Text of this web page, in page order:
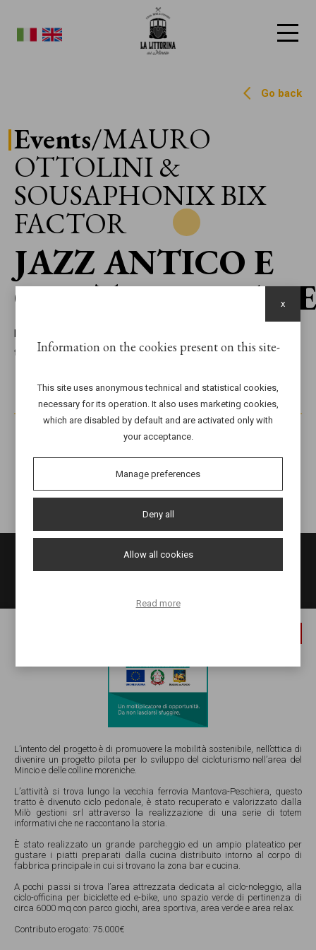
Go back
Events/MAURO
OTTOLINI &
SOUSAPHONIX BIX
FACTOR
JAZZ ANTICO E
Di seguito qualche informazione per le cene del festival che si
terranno tutti i giovedì sera a partire dal 16.06 fino al 04.08.
14 July
21.30
info@lalittorinadelmincio.it
Tel e Whatsapp Ristorante 045 4852921
Tel e Whatsapp Noleggio Bicy 351 4086776
La Littorina del Mincio ha partecipato al progetto
AMAZING GARDA LAKErealizzato avvalendosi del
finanziamento del Programma Operativo Complementare
Leggi qui.
L’intento del progetto è di promuovere la mobilità sostenibile, nell’ottica di
divenire un progetto pilota per lo sviluppo del cicloturismo nell’area del
Mincio e delle colline moreniche.
L’attività si trova lungo la vecchia ferrovia Mantova-Peschiera, questo
tratto è divenuto ciclo pedonale, è stato recuperato e valorizzato dalla
Milò gestioni srl attraverso la realizzazione di una serie di totem
informativi che ne raccontano la storia.
È stato realizzato un grande parcheggio ed un ampio plateatico per
gustare i piatti preparati dalla cucina distribuito intorno al corpo di
fabbrica principale in cui si trovano la zona bar e cucina.
A pochi passi si trova l’area attrezzata dedicata al ciclo-noleggio, alla
ciclo-officina per biciclette ed e-bike, uno spazio verde di pertinenza di
circa 6000 mq con parco giochi, area sportiva, area verde e area relax.
Contributo erogato: 75.000€
Information on the cookies present on this site
This site uses anonymous technical and statistical cookies,
necessary for its operation. It also uses marketing cookies,
which are disabled by default and are activated only with
your acceptance.
Manage preferences
Deny all
Allow all cookies
Read more
x